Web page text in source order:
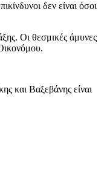
δεν είναι όσοι
Οι θεσμικές άμυνες
και Βαξεβάνης είναι